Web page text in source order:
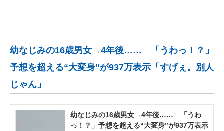
建設×テクノロジーの最前線
ちょっと気になるネットの話題
幼なじみの16歳男女→4年後…… 「うわっ！？」
予想を超える“大変身”が937万表示「すげぇ。別人
じゃん」
幼なじみの16歳男女→4年後…… 「うわ
っ！？」予想を超える“大変身”が937万表示